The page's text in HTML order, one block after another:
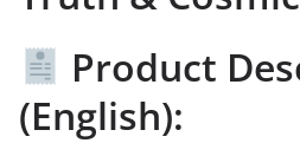
Product
(English):